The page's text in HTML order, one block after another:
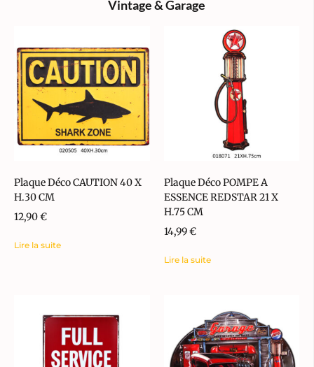
Vintage & Garage
Plaque Déco CAUTION 40 X
H.30 CM
12,90€
Lire la suite
Plaque Déco POMPE A
ESSENCE REDSTAR 21 X
H.75 CM
14,99€
Lire la suite